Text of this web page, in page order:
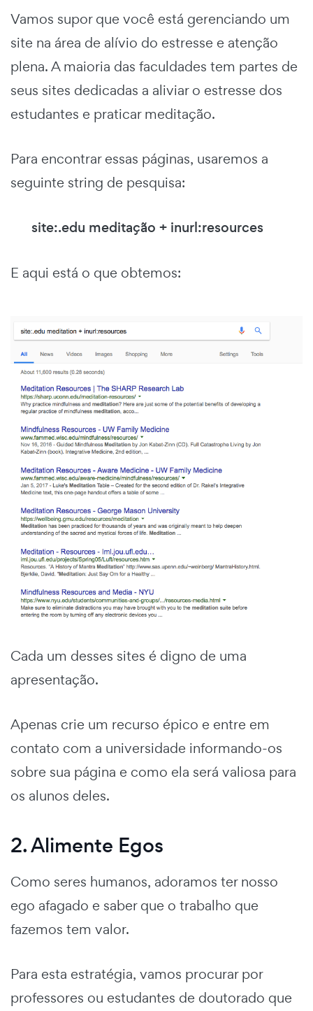
Vamos supor que você está gerenciando um
site na área de alívio do estresse e atenção
plena. A maioria das faculdades tem partes de
seus sites dedicadas a aliviar o estresse dos
estudantes e praticar meditação.
Para encontrar essas páginas, usaremos a
seguinte string de pesquisa:
site:.edu meditação + inurl:resources
E aqui está o que obtemos:
Cada um desses sites é digno de uma
apresentação.
Apenas crie um recurso épico e entre em
contato com a universidade informando-os
sobre sua página e como ela será valiosa para
os alunos deles.
2. Alimente Egos
Como seres humanos, adoramos ter nosso
ego afagado e saber que o trabalho que
fazemos tem valor.
Para esta estratégia, vamos procurar por
professores ou estudantes de doutorado que